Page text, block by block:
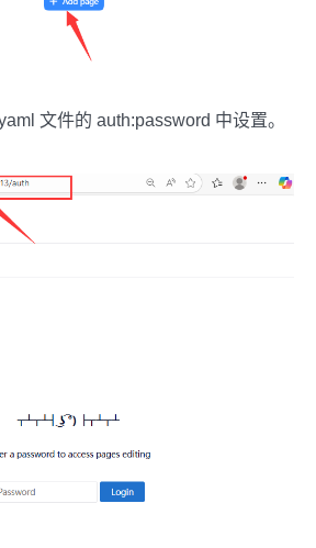
文件的 auth:password 中设置。